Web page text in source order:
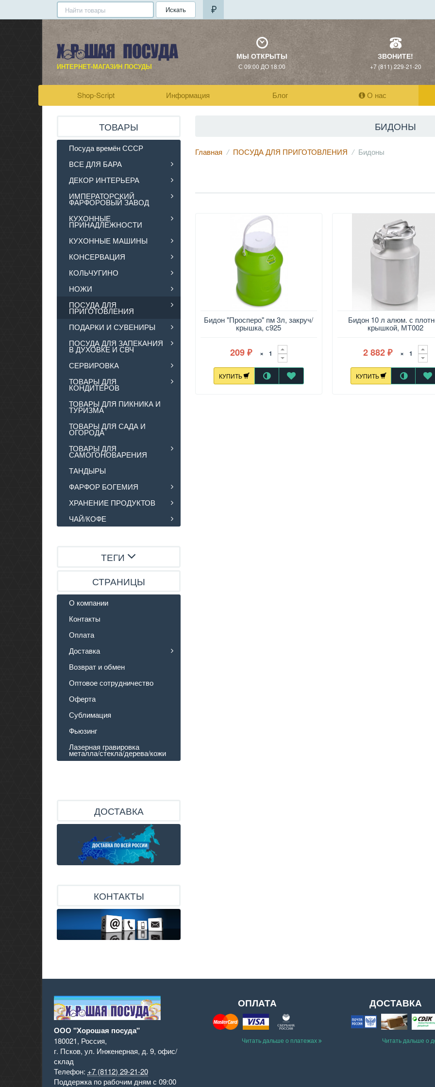
Искать
ИНТЕРНЕТ-МАГАЗИН ПОСУДЫ
МЫ ОТКРЫТЫ
С 09:00 ДО 18:00
ЗВОНИТЕ!
+7 (811) 229-21-20
Shop-Script Информация Блог О нас
БИДОНЫ
Главная ПОСУДА ДЛЯ ПРИГОТОВЛЕНИЯ Бидоны
Бидон "Просперо" пм 3л, закруч/
крышка, с925
209 ₽ ×
КУПИТЬ
Бидон 10 л алюм. с
крышкой, МТ002
2 882 ₽ ×
КУПИТЬ
ТОВАРЫ
Посуда времён СССР
ВСЕ ДЛЯ БАРА
ДЕКОР ИНТЕРЬЕРА
ИМПЕРАТОРСКИЙ
ФАРФОРОВЫЙ ЗАВОД
КУХОННЫЕ
ПРИНАДЛЕЖНОСТИ
КУХОННЫЕ МАШИНЫ
КОНСЕРВАЦИЯ
КОЛЬЧУГИНО
НОЖИ
ПОСУДА ДЛЯ
ПРИГОТОВЛЕНИЯ
ПОДАРКИ И СУВЕНИРЫ
ПОСУДА ДЛЯ ЗАПЕКАНИЯ
В ДУХОВКЕ И СВЧ
СЕРВИРОВКА
ТОВАРЫ ДЛЯ
КОНДИТЕРОВ
ТОВАРЫ ДЛЯ ПИКНИКА И
ТУРИЗМА
ТОВАРЫ ДЛЯ САДА И
ОГОРОДА
ТОВАРЫ ДЛЯ
САМОГОНОВАРЕНИЯ
ТАНДЫРЫ
ФАРФОР БОГЕМИЯ
ХРАНЕНИЕ ПРОДУКТОВ
ЧАЙ/КОФЕ
ТЕГИ
СТРАНИЦЫ
О компании
Контакты
Оплата
Доставка
Возврат и обмен
Оптовое сотрудничество
Оферта
Сублимация
Фьюзинг
Лазерная гравировка
металла/стекла/дерева/кожи
ДОСТАВКА
КОНТАКТЫ
ООО "Хорошая посуда"
180021, Россия,
г. Псков, ул. Инженерная, д. 9, офис/
склад
Телефон: +7 (8112) 29-21-20
Поддержка по рабочим дням с 09:00
ОПЛАТА
Читать дальше о платежах
ДОСТАВКА
Читать дальше о